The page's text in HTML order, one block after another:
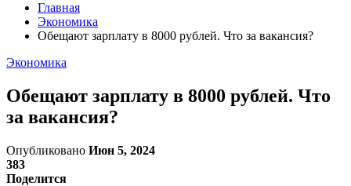
Главная
Экономика
Обещают зарплату в 8000 рублей. Что за вакансия?
Экономика
Обещают зарплату в 8000 рублей. Что
за вакансия?
Опубликовано Июн 5, 2024
383
Поделится